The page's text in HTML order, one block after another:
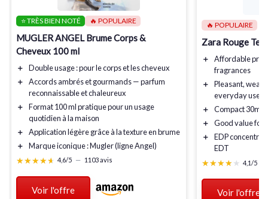
⭐ TRÈS BIEN NOTÉ 🔥 POPULAIRE
MUGLER ANGEL Brume Corps &
Cheveux 100 ml
＋ Double usage: pour le corps et les cheveux
＋
Accords ambrés et gourmands— parfum
reconnaissable et chaleureux
＋
Format 100 mlpratique pour un usage
quotidien à la maison
＋
Application légèregrâce à la texture en brume
＋
Marque iconique: Mugler (ligne Angel)
★★★★★
★★★★★ 4,6/5 — 1103 avis
Voir l'offre
🔥 POPULAIRE
Zara Rouge
＋ Affordable
fragrances
＋
Pleasant,
everyday use
＋
Compact 30ml
＋
Good valuefor
＋
EDP
EDT
★★★★★
★★★★★ 4,1/5
Voir l'offre